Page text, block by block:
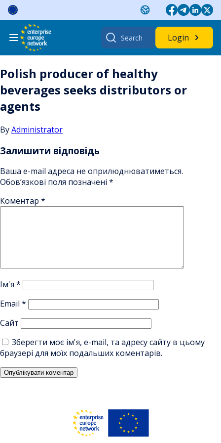
Skip
content
Search
for:
Login
Polish producer of healthy
beverages seeks distributors or
agents
ByAdministrator
Залишити відповідь
Ваша e-mail адреса не оприлюднюватиметься.
Обов’язкові поля позначені *
Коментар *
Ім'я *
Email *
Сайт
Зберегти моє ім'я, e-mail, та адресу сайту в цьому
браузері для моїх подальших коментарів.